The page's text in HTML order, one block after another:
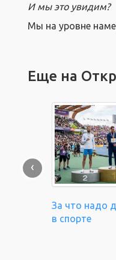
И мы это увидим?
Мы на уровне
Еще на
За что надо
в спорте
‹